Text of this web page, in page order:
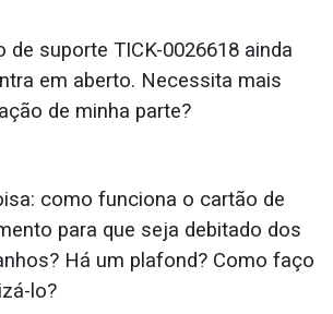
de suporte TICK-0026618 ainda
em aberto. Necessita mais
de minha parte?
como funciona o cartão de
para que seja debitado dos
Há um plafond? Como faço
lo?